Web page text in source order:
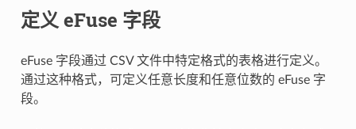
定义 eFuse 字段
eFuse 字段通过 CSV 文件中特定格式的表格进行定义。
通过这种格式，可定义任意长度和任意位数的 eFuse 字
段。